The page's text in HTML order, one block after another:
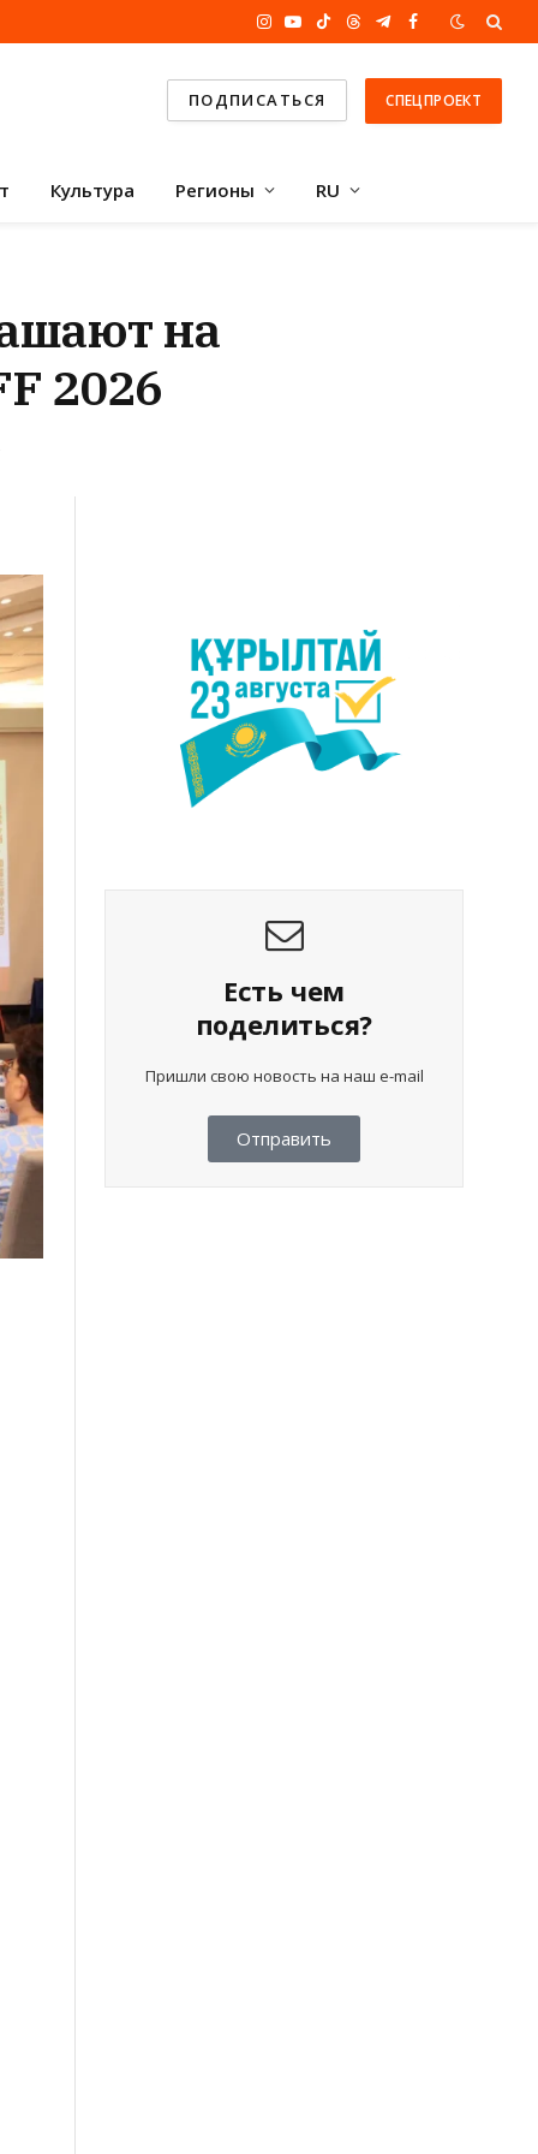
Instagram
YouTube
TikTokThreadsTelegram
Facebook
ПОДПИСАТЬСЯ СПЕЦПРОЕКТ
Культура Регионы RU
на
2026
Есть чем
поделиться?
Пришли свою новость на наш e-mail
Отправить